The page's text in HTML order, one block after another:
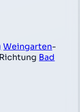
Weingarten-
Bad